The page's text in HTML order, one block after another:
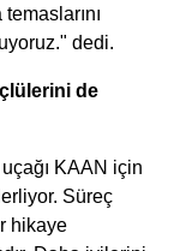
dedi.
de
KAAN için
Süreç
hikaye